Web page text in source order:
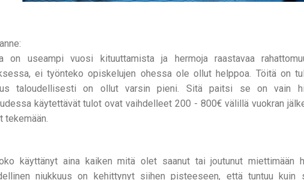
on useampi vuosi kituuttamista ja hermoja raastavaa
ei työnteko opiskelujen ohessa ole ollut helppoa. Töitä on
taloudellisesti on ollut varsin pieni. Sitä paitsi se on vain
käytettävät tulot ovat vaihdelleet 200 - 800€ välillä vuokran
tekemään.
käyttänyt aina kaiken mitä olet saanut tai joutunut miettimään
niukkuus on kehittynyt siihen pisteeseen, että tuntuu